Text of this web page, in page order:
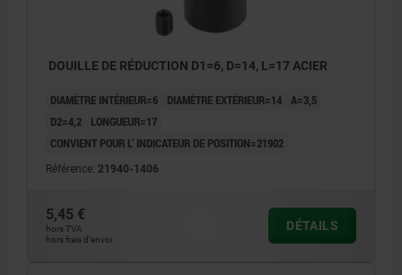
DOUILLE DE RÉDUCTION D1=6, D=14, L=17 ACIER
DIAMÈTRE INTÉRIEUR=6 DIAMÈTRE EXTÉRIEUR=14 A=3,5
D2=4,2
LONGUEUR=17
CONVIENT POUR L’ INDICATEUR DE POSITION=21902
Référence: 21940-1406
5,45 €
hors TVA
hors frais d’envoi
DÉTAILS